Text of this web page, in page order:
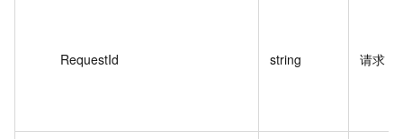
RequestId string 请求